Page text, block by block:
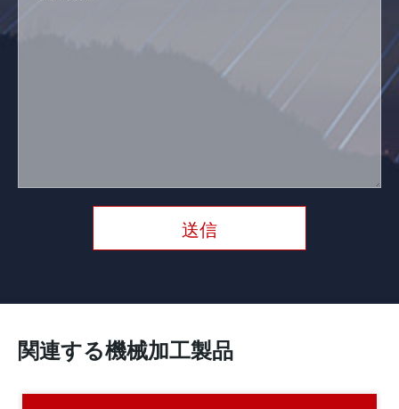
送信
関連する機械加工製品